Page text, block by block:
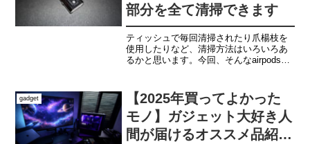
部分を全て清掃できます
ティッシュで毎回清掃されたり爪楊枝を
使用したりなど、清掃方法はいろいろあ
るかと思います。今回、そんなairpodsの
せて頂きます。
gadget
【2025年買ってよかった
モノ】ガジェット大好き人
間が届けるオススメ品紹介